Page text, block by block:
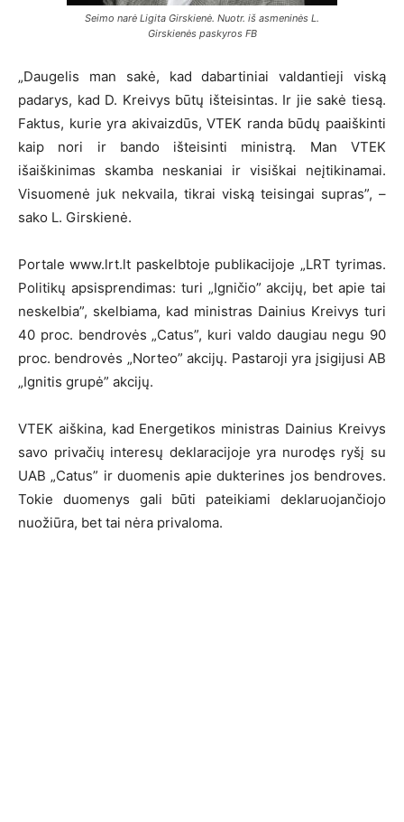
Seimo narė Ligita Girskienė. Nuotr. iš asmeninės L.
Girskienės paskyros FB
„Daugelis man sakė, kad dabartiniai valdantieji viską
padarys, kad D. Kreivys būtų išteisintas. Ir jie sakė tiesą.
Faktus, kurie yra akivaizdūs, VTEK randa būdų paaiškinti
kaip nori ir bando išteisinti ministrą. Man VTEK
išaiškinimas skamba neskaniai ir visiškai neįtikinamai.
Visuomenė juk nekvaila, tikrai viską teisingai supras”, –
sako L. Girskienė.
Portale www.lrt.lt paskelbtoje publikacijoje „LRT tyrimas.
Politikų apsisprendimas: turi „Igničio” akcijų, bet apie tai
neskelbia”, skelbiama, kad ministras Dainius Kreivys turi
40 proc. bendrovės „Catus”, kuri valdo daugiau negu 90
proc. bendrovės „Norteo” akcijų. Pastaroji yra įsigijusi AB
„Ignitis grupė” akcijų.
VTEK aiškina, kad Energetikos ministras Dainius Kreivys
savo privačių interesų deklaracijoje yra nurodęs ryšį su
UAB „Catus” ir duomenis apie dukterines jos bendroves.
Tokie duomenys gali būti pateikiami deklaruojančiojo
nuožiūra, bet tai nėra privaloma.